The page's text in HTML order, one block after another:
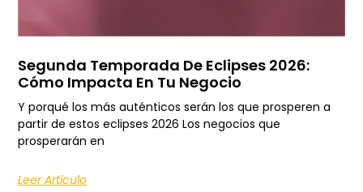
Segunda Temporada De Eclipses 2026:
Cómo Impacta En Tu Negocio
Y porqué los más auténticos serán los que prosperen a
partir de estos eclipses 2026 Los negocios que
prosperarán en
Leer Artículo